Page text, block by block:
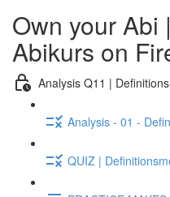
Own your Abi
Abikurs on
Analysis Q11 |
Analysis - 01 -
QUIZ |